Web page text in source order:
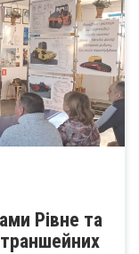
Рівне та